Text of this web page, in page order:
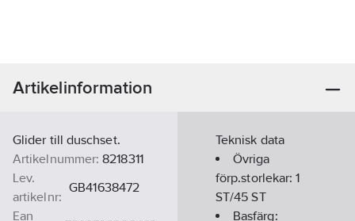
Artikelinformation
Glider till duschset.
Artikelnummer: 8218311
Lev.
artikelnr:
GB41638472
Ean
Teknisk data
Övriga
förp.storlekar:1
ST/45 ST
Basfärg: